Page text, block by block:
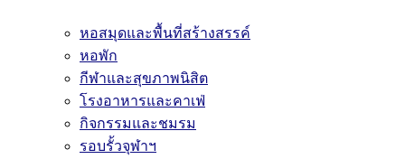
หอสมุดและพื้นที่สร้างสรรค์
หอพัก
กีฬาและสุขภาพนิสิต
โรงอาหารและคาเฟ่
กิจกรรมและชมรม
รอบรั้วจุฬาฯ